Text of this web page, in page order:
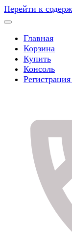
Перейти к
Главная
Корзина
Купить
Консоль